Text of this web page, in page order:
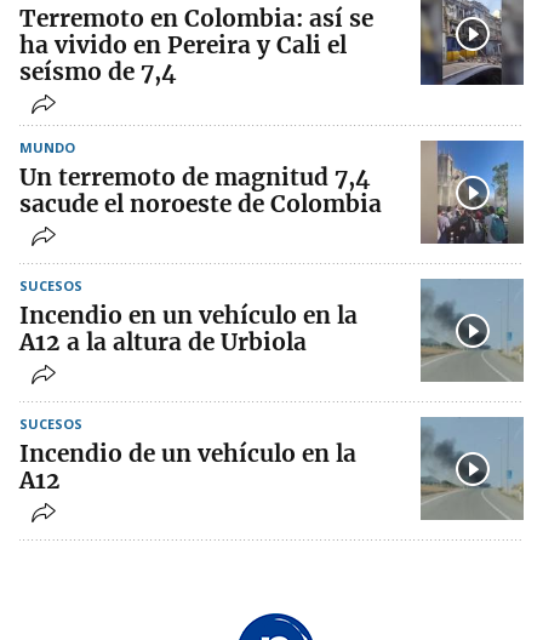
Terremoto en Colombia: así se
ha vivido en Pereira y Cali el
seísmo de 7,4
MUNDO
Un terremoto de magnitud 7,4
sacude el noroeste de Colombia
SUCESOS
Incendio en un vehículo en la
A12 a la altura de Urbiola
SUCESOS
Incendio de un vehículo en la
A12